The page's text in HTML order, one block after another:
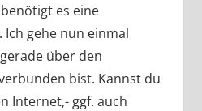
es eine
gehe nun einmal
über den
bist. Kannst du
Internet,- ggf. auch